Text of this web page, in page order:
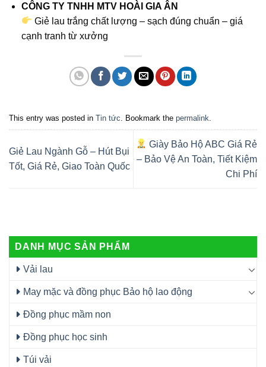
CÔNG TY TNHH MTV HOÀI GIA ÂN
Giẻ lau trắng chất lượng – sạch đúng chuẩn – giá
cạnh tranh từ xưởng
This entry was posted in Tin tức . Bookmark the permalink
Giẻ Lau Ngành Gỗ – Hút Bụi
Tốt, Giá Rẻ, Giao Toàn Quốc
Giày Bảo Hộ ABC Giá Rẻ
– Bảo Vệ An Toàn, Tiết Kiệm
Chi Phí
DANH MỤC SẢN PHẨM
Vải lau
May mặc và đồng phục Bảo hộ lao động
Đồng phục mầm non
Đồng phục học sinh
Túi vải